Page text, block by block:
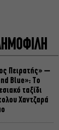
Πειρατής» –
Blue»: Το
ταξίδι
Χαντζαρά